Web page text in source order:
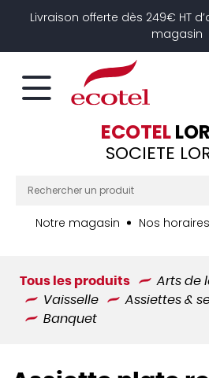
Livraison offerte dès 249€ HT
magasin
ECOTEL
SOCIETE
Notre magasin Nos horaires
Tous les produits
Arts de
Vaisselle
Assiettes &
Banquet
Panneau de gestion des cookies